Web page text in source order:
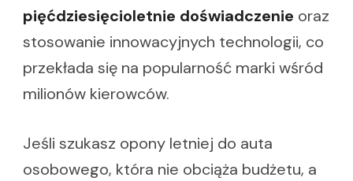
pięćdziesięcioletnie doświadczenie oraz
stosowanie innowacyjnych technologii, co
przekłada się na popularność marki wśród
milionów kierowców.
Jeśli szukasz opony letniej do auta
osobowego, która nie obciąża budżetu, a